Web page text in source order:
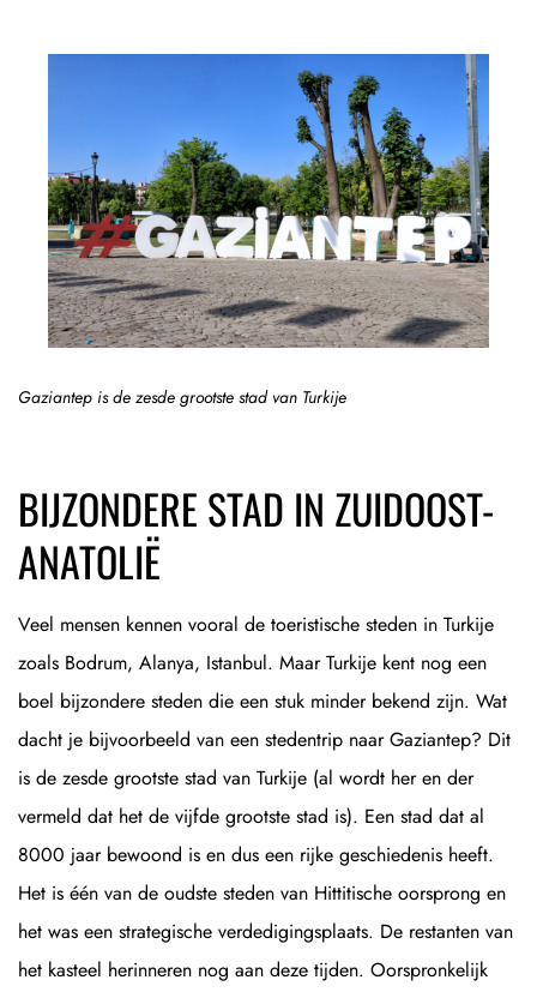
Gaziantep is de zesde grootste stad van Turkije
BIJZONDERE STAD IN ZUIDOOST-
ANATOLIË
Veel mensen kennen vooral de toeristische steden in Turkije
zoals Bodrum, Alanya, Istanbul. Maar Turkije kent nog een
boel bijzondere steden die een stuk minder bekend zijn. Wat
dacht je bijvoorbeeld van een stedentrip naar Gaziantep? Dit
is de zesde grootste stad van Turkije (al wordt her en der
vermeld dat het de vijfde grootste stad is). Een stad dat al
8000 jaar bewoond is en dus een rijke geschiedenis heeft.
Het is één van de oudste steden van Hittitische oorsprong en
het was een strategische verdedigingsplaats. De restanten van
het kasteel herinneren nog aan deze tijden. Oorspronkelijk